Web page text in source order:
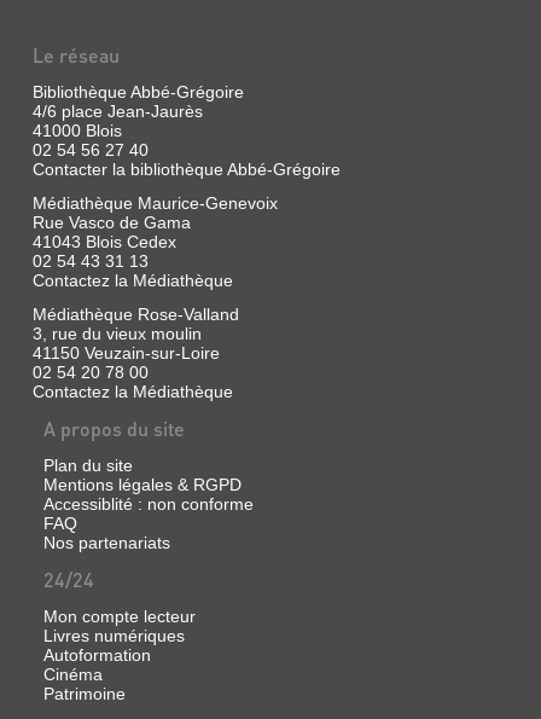
Le réseau
Bibliothèque Abbé-Grégoire
4/6 place Jean-Jaurès
41000 Blois
02 54 56 27 40
Contacter la bibliothèque Abbé-Grégoire
Médiathèque Maurice-Genevoix
Rue Vasco de Gama
41043 Blois Cedex
02 54 43 31 13
Contactez la Médiathèque
Médiathèque Rose-Valland
3, rue du vieux moulin
41150 Veuzain-sur-Loire
02 54 20 78 00
Contactez la Médiathèque
A propos du site
Plan du site
Mentions légales & RGPD
Accessiblité : non conforme
FAQ
Nos partenariats
24/24
Mon compte lecteur
Livres numériques
Autoformation
Cinéma
Patrimoine